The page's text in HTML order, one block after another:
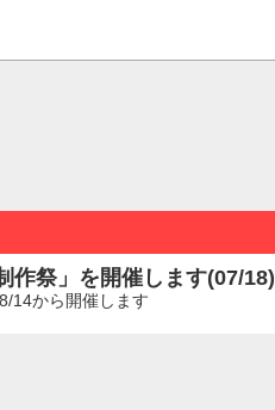
作祭」を開催します(07/18)
14から開催します